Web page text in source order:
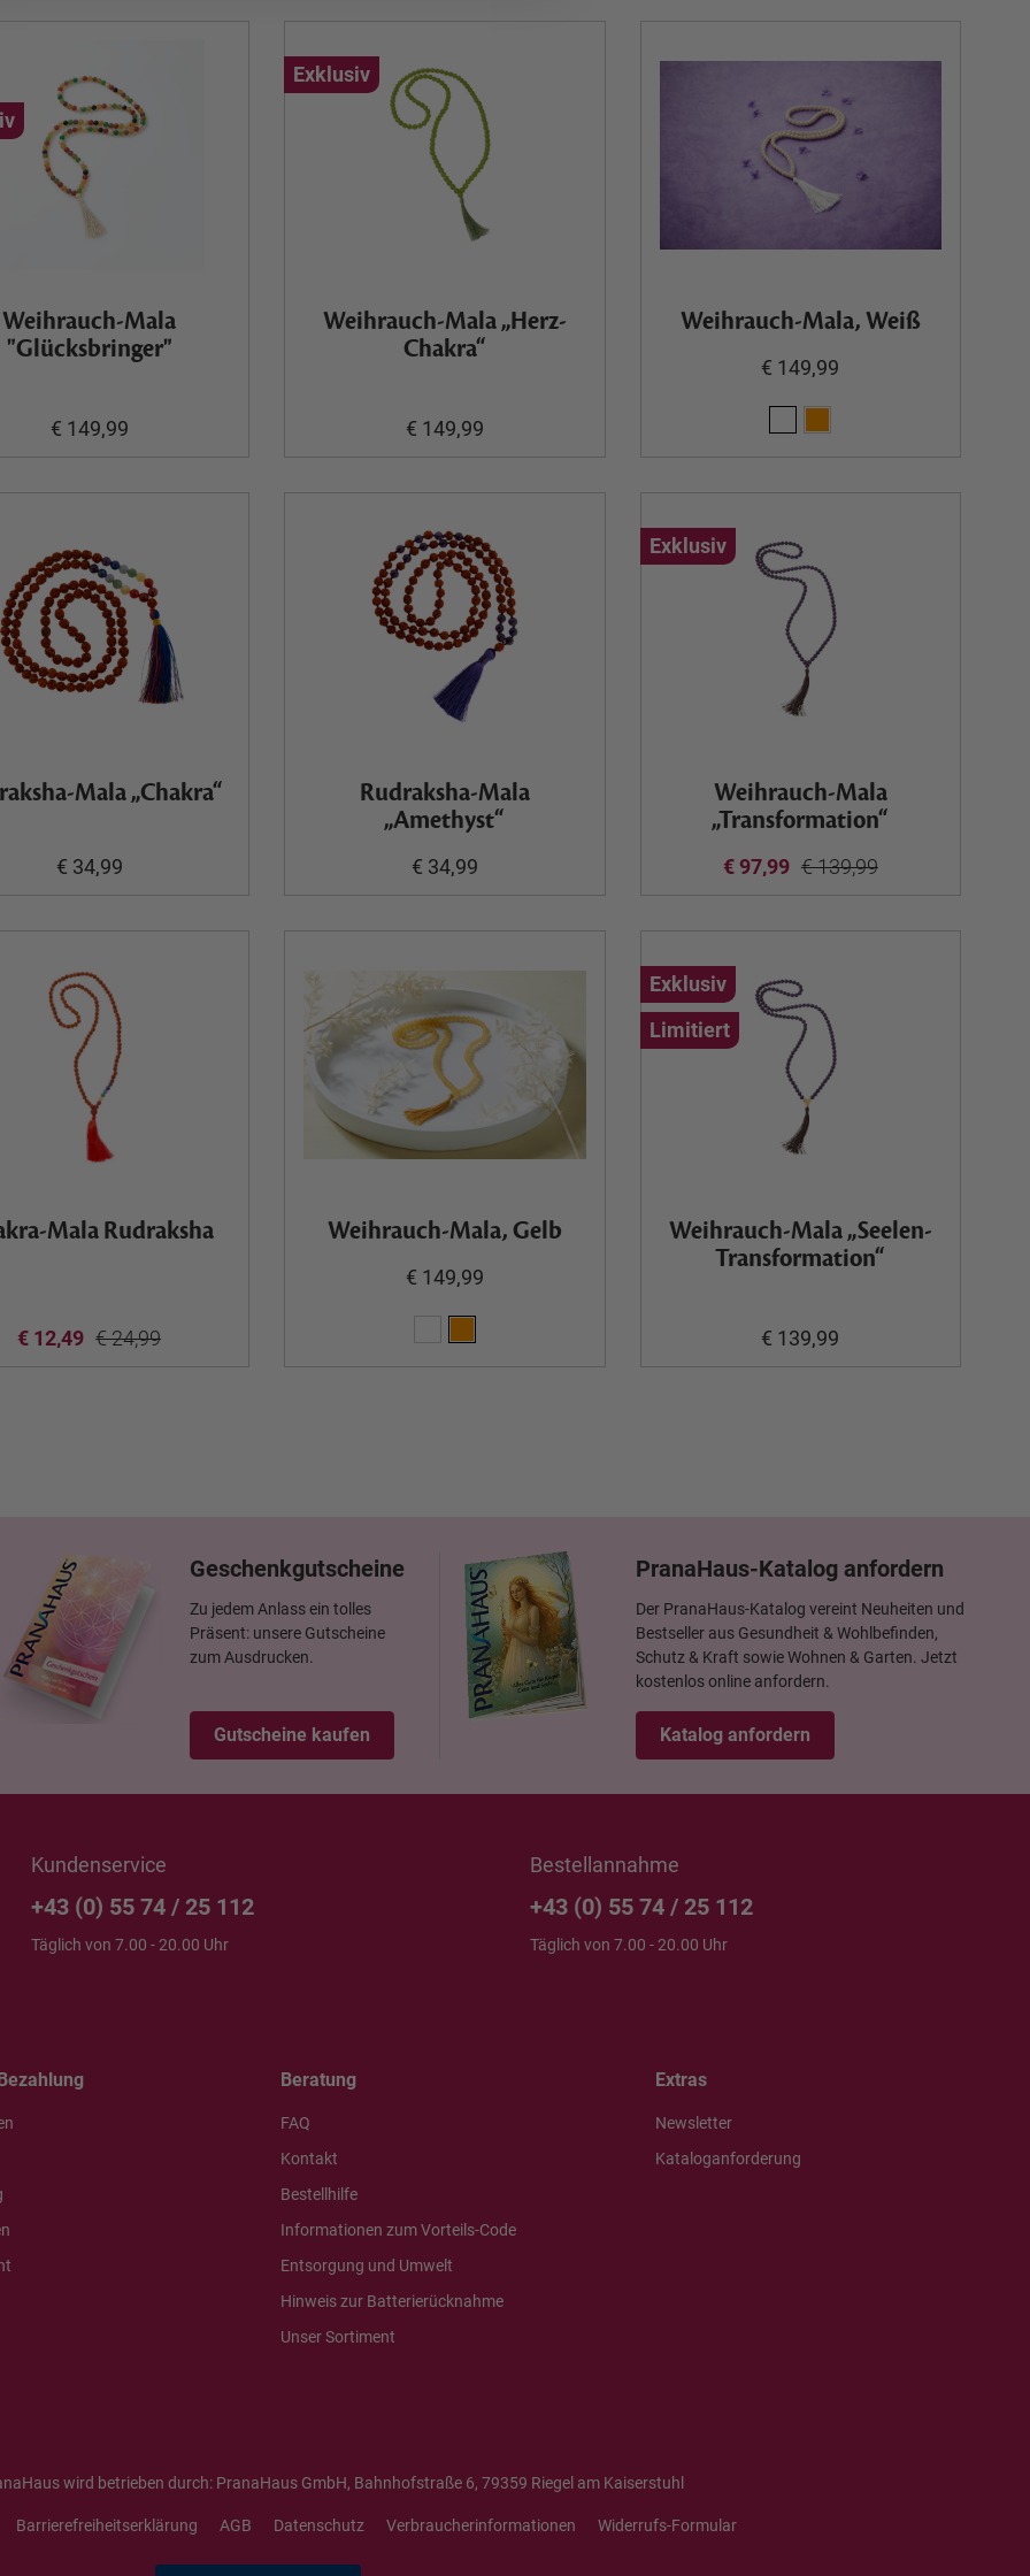
Weihrauch-Mala
"Glücksbringer"
€ 149,99
Exklusiv
Weihrauch-Mala „Herz-
Chakra“
€ 149,99
Weihrauch-Mala, Weiß
€ 149,99
Mala „Chakra“
€ 34,99
Rudraksha-Mala
„Amethyst“
€ 34,99
Exklusiv
Weihrauch-Mala
„Transformation“
€ 97,99 € 139,99
Mala Rudraksha
€ 12,49 € 24,99
Weihrauch-Mala, Gelb
€ 149,99
Exklusiv
Limitiert
Weihrauch-Mala „Seelen-
Transformation“
€ 139,99
Geschenkgutscheine
Zu jedem Anlass ein tolles
Präsent: unsere Gutscheine
zum Ausdrucken.
Gutscheine kaufen
PranaHaus-Katalog anfordern
Der PranaHaus-Katalog vereint Neuheiten und
Bestseller aus Gesundheit & Wohlbefinden,
Schutz & Kraft sowie Wohnen & Garten. Jetzt
kostenlos online anfordern.
Katalog anfordern
Kundenservice
+43 (0) 55 74 / 25 112
Täglich von 7.00 - 20.00 Uhr
Bestellannahme
+43 (0) 55 74 / 25 112
Täglich von 7.00 - 20.00 Uhr
Beratung
FAQ
Kontakt
Bestellhilfe
Informationen zum Vorteils-Code
Entsorgung und Umwelt
Hinweis zur Batterierücknahme
Unser Sortiment
Extras
Newsletter
Kataloganforderung
wird betrieben durch: PranaHaus GmbH, Bahnhofstraße 6, 79359 Riegel am Kaiserstuhl
Barrierefreiheitserklärung AGB Datenschutz Verbraucherinformationen Widerrufs-Formular